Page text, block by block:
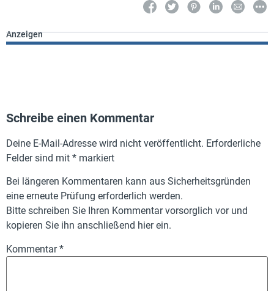
Anzeigen
Schreibe einen Kommentar
Deine E-Mail-Adresse wird nicht veröffentlicht. Erforderliche
Felder sind mit * markiert
Bei längeren Kommentaren kann aus Sicherheitsgründen
eine erneute Prüfung erforderlich werden.
Bitte schreiben Sie Ihren Kommentar vorsorglich vor und
kopieren Sie ihn anschließend hier ein.
Kommentar*